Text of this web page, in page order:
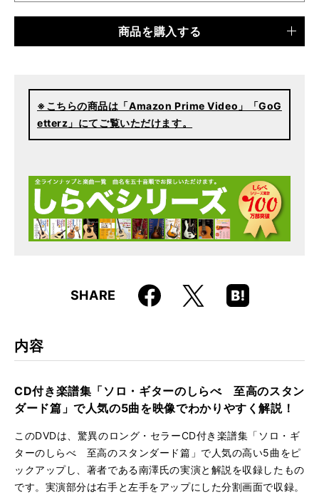
4958537107821
品番 VWD-234
商品を購入する
※こちらの商品は「Amazon Prime Video」「GoG
etterz」にてご覧いただけます。
SHARE Faceboo
k
X
Hatena
Boo
内容
CD付き楽譜集「ソロ・ギターのしらべ 至高のスタン
ダード篇」で人気の5曲を映像でわかりやすく解説！
このDVDは、驚異のロング・セラーCD付き楽譜集「ソロ・ギ
ターのしらべ 至高のスタンダード篇」で人気の高い5曲をピ
ックアップし、著者である南澤氏の実演と解説を収録したもの
です。実演部分は右手と左手をアップにした分割画面で収録。